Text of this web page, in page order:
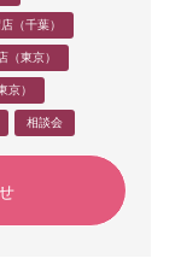
（千葉）
（東京）
京）
相談会